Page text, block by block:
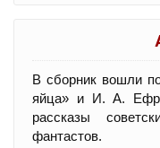
В сборник вошли
яйца» и И. А.
рассказы
фантастов.